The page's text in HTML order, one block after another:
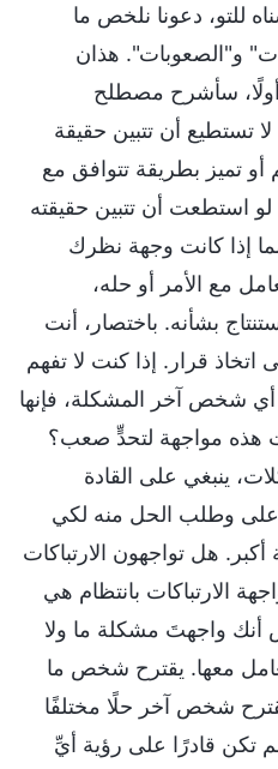
للتو، دعونا نلخص ما
و"الصعوبات". هذان
سأشرح مصطلح
لا تستطيع أن تتبين حقيقة
تميز بطريقة تتوافق مع
استطعت أن تتبين حقيقته
إذا كانت وجهة نظرك
مع الأمر أو حله،
بشأنه. باختصار، أنت
قرار. إذا كنت لا تفهم
شخص آخر المشكلة، فإنها
هذه مواجهة لتحدٍّ صعب؟
ينبغي على القادة
وطلب الحل منه لكي
هل تواجهون الارتباكات
الارتباكات بانتظام هي
أنك واجهتَ مشكلة ما ولا
معها. يقترح شخص ما
يقترح شخص آخر حلًا مختلفًا
تكن قادرًا على رؤية أيِّ